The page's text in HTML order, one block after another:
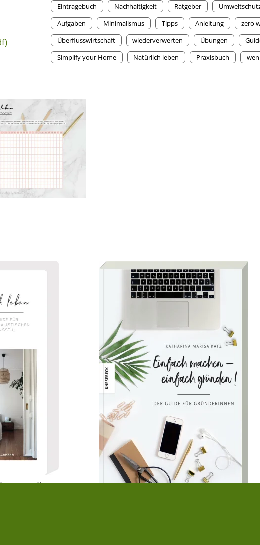
Eintragebuch Nachhaltigkeit Ratgeber
Aufgaben
Minimalismus Tipps Anleitung zero
Überflusswirtschaft
wiederverwerten Übungen
Simplify your Home
Natürlich leben Praxisbuch
Mueller